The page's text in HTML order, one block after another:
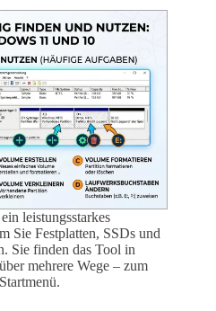
leistungsstarkes
Sie Festplatten, SSDs und
Sie finden das Tool in
über mehrere Wege – zum